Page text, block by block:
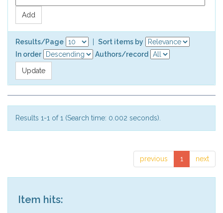
Results/Page
Sort items by
In order
Authors/record
Results 1-1 of 1 (Search time: 0.002 seconds).
previous 1 next
Item hits: